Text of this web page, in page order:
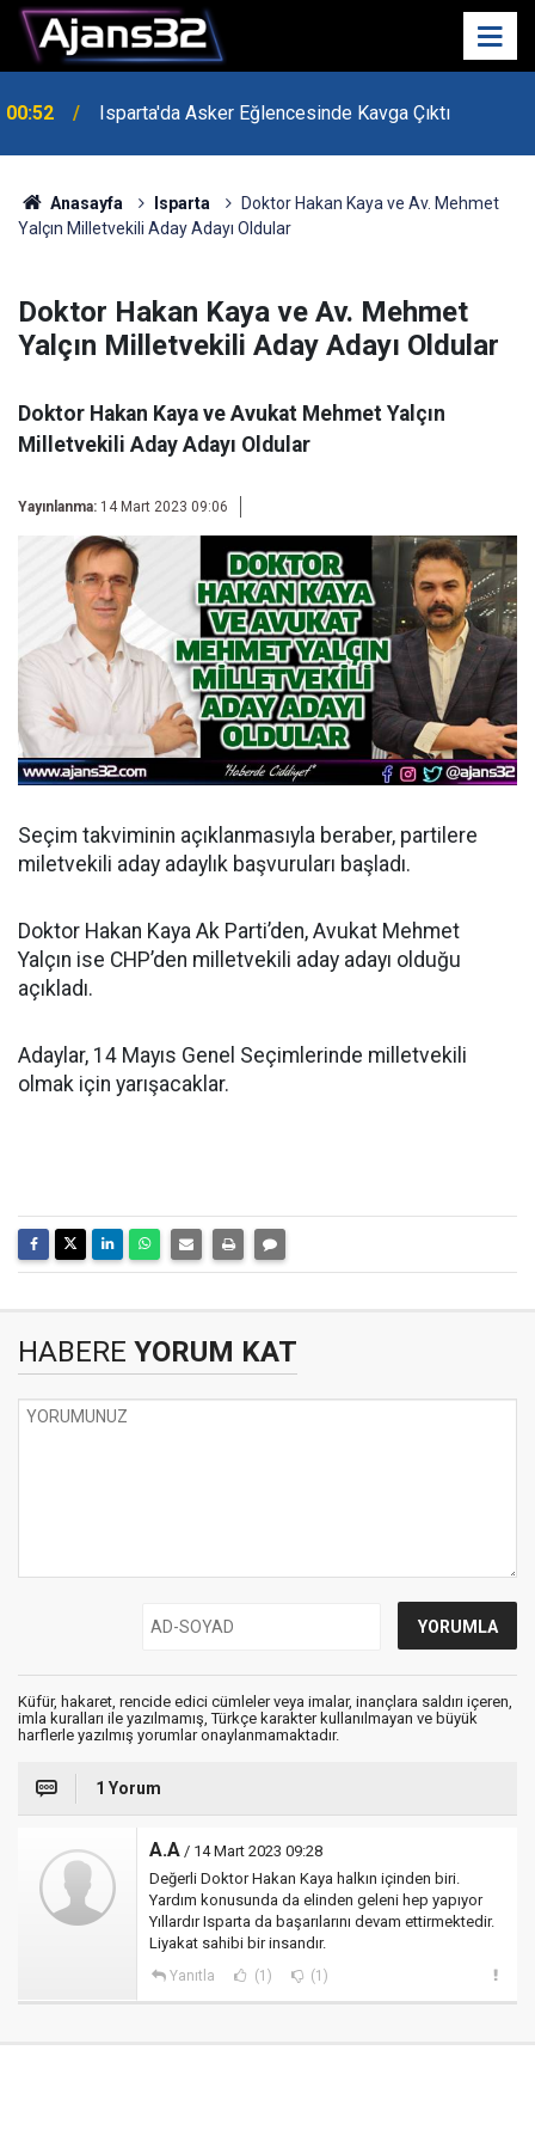
00:52 Isparta'da Asker Eğlencesinde Kavga Çıktı
Anasayfa Isparta
Doktor Hakan Kaya ve Av. Mehmet
Yalçın Milletvekili Aday Adayı Oldular
Doktor Hakan Kaya ve Av. Mehmet
Yalçın Milletvekili Aday Adayı Oldular
Doktor Hakan Kaya ve Avukat Mehmet Yalçın
Milletvekili Aday Adayı Oldular
Yayınlanma: 14 Mart 2023 09:06
Seçim takviminin açıklanmasıyla beraber, partilere
miletvekili aday adaylık başvuruları başladı.
Doktor Hakan Kaya Ak Parti’den, Avukat Mehmet
Yalçın ise CHP’den milletvekili aday adayı olduğu
açıkladı.
Adaylar, 14 Mayıs Genel Seçimlerinde milletvekili
olmak için yarışacaklar.
HABERE YORUM KAT
Küfür, hakaret, rencide edici cümleler veya imalar, inançlara saldırı içeren,
imla kuralları ile yazılmamış, Türkçe karakter kullanılmayan ve büyük
harflerle yazılmış yorumlar onaylanmamaktadır.
1 Yorum
A.A / 14 Mart 2023 09:28
Değerli Doktor Hakan Kaya halkın içinden biri.
Yardım konusunda da elinden geleni hep yapıyor
Yıllardır Isparta da başarılarını devam ettirmektedir.
Liyakat sahibi bir insandır.
Yanıtla (1) (1)